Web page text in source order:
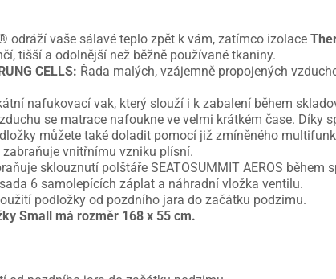
odráží vaše sálavé teplo zpět k vám, zatímco izolace
tišší a odolnější než běžně používané tkaniny.
CELLS: Řada malých, vzájemně propojených
nafukovací vak, který slouží i k zabalení během
se matrace nafoukne ve velmi krátkém čase. Díky
můžete také doladit pomocí již zmíněného
zabraňuje vnitřnímu vzniku plísní.
sklouznutí polštáře SEATOSUMMIT AEROS během
6 samolepících záplat a náhradní vložka ventilu.
podložky od pozdního jara do začátku podzimu.
Small má rozměr 168 x 55 cm.